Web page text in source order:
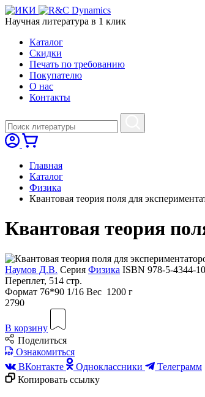
Научная литература в 1 клик
Каталог
Cкидки
Печать по требованию
Покупателю
О нас
Контакты
Главная
Каталог
Физика
Квантовая теория поля для
Квантовая теория
Наумов Д.В. Серия Физика ISBN 978-5-4344-
Переплет, 514 стр.
Формат 76*90 1/16 Вес 1200 г
2790
В корзину
Поделиться
Ознакомиться
ВКонтакте
Одноклассники
Телеграмм
Копировать ссылку